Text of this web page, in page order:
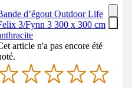
d’égout Outdoor Life
3/Fynn 3 300 x 300 cm
article n'a pas encore été